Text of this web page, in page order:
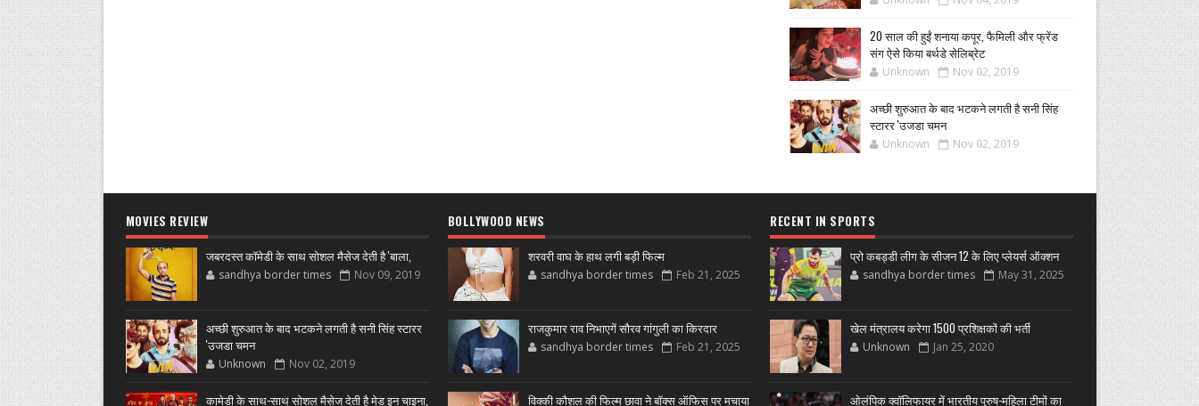
20 साल की हुईं शनाया कपूर, फैमिली और फ्रेंड
संग ऐसे किया बर्थडे सेलिब्रेट
Unknown Nov 02, 2019
अच्छी शुरुआत के बाद भटकने लगती है सनी सिंह
स्टारर 'उजडा चमन
Unknown Nov 02, 2019
MOVIES REVIEW
जबरदस्त कॉमेडी के साथ सोशल मैसेज देती है 'बाला,
sandhya border times Nov 09, 2019
अच्छी शुरुआत के बाद भटकने लगती है सनी सिंह स्टारर
'उजडा चमन
Unknown Nov 02, 2019
कामेडी के साथ-साथ सोशल मैसेज देती है मेड इन चाइना,
BOLLYWOOD NEWS
शरवरी वाघ के हाथ लगी बड़ी फिल्म
sandhya border times Feb 21, 2025
राजकुमार राव निभाएगें सौरव गांगुली का किरदार
sandhya border times Feb 21, 2025
विक्की कौशल की फिल्म छावा ने बॉक्स ऑफिस पर मचाया
RECENT IN SPORTS
प्रो कबड्डी लीग के सीजन 12 के लिए प्लेयर्स ऑक्शन
sandhya border times May 31, 2025
खेल मंत्रालय करेगा 1500 प्रशिक्षकों की भर्ती
Unknown Jan 25, 2020
ओलंपिक क्वॉलिफायर में भारतीय पुरुष-महिला टीमों का